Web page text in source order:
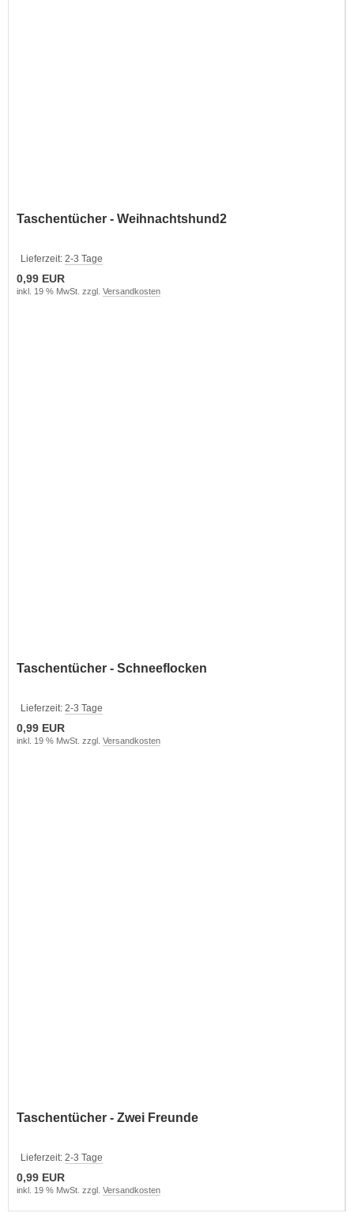
Taschentücher - Weihnachtshund2
Lieferzeit: 2-3 Tage
0,99 EUR
inkl. 19 % MwSt. zzgl. Versandkosten
Taschentücher - Schneeflocken
Lieferzeit: 2-3 Tage
0,99 EUR
inkl. 19 % MwSt. zzgl. Versandkosten
Taschentücher - Zwei Freunde
Lieferzeit: 2-3 Tage
0,99 EUR
inkl. 19 % MwSt. zzgl. Versandkosten